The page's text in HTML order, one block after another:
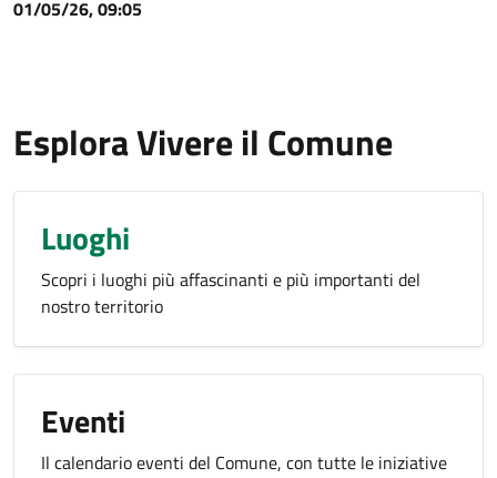
01/05/26, 09:05
Esplora Vivere il Comune
Luoghi
Scopri i luoghi più affascinanti e più importanti del
nostro territorio
Eventi
Il calendario eventi del Comune, con tutte le iniziative